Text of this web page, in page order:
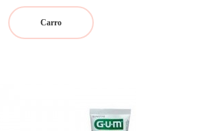
Carro